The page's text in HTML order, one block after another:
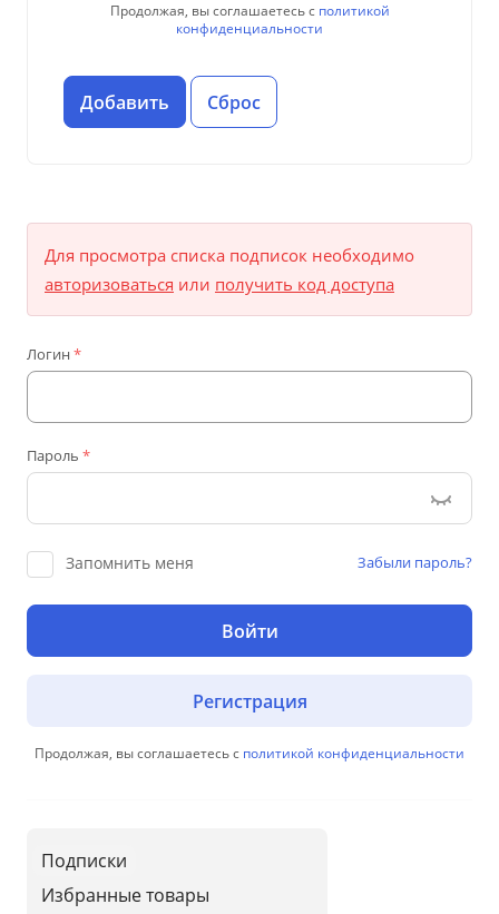
Продолжая, вы соглашаетесь с политикой
конфиденциальности
Для просмотра списка подписок необходимо
авторизоваться или получить код доступа
Логин *
Пароль *
Запомнить меня Забыли пароль?
Войти
Регистрация
Продолжая, вы соглашаетесь с политикой конфиденциальности
Подписки
Избранные товары